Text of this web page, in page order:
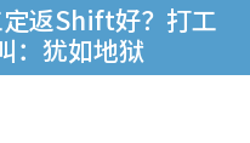
返Shift好？打工
：犹如地狱